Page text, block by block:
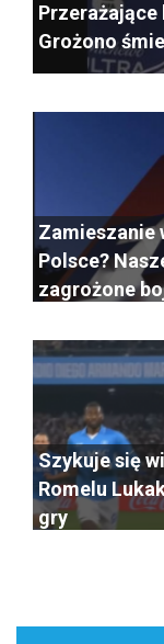
Przerażające
Grożono
Zamieszanie
Polsce?
zagrożone
Szykuje się
Romelu
gry